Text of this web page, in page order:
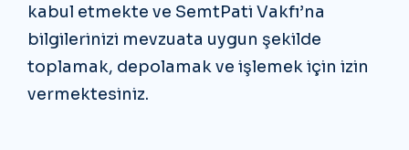
kabul etmekte ve SemtPati Vakfı’na
bilgilerinizi mevzuata uygun şekilde
toplamak, depolamak ve işlemek için izin
vermektesiniz.